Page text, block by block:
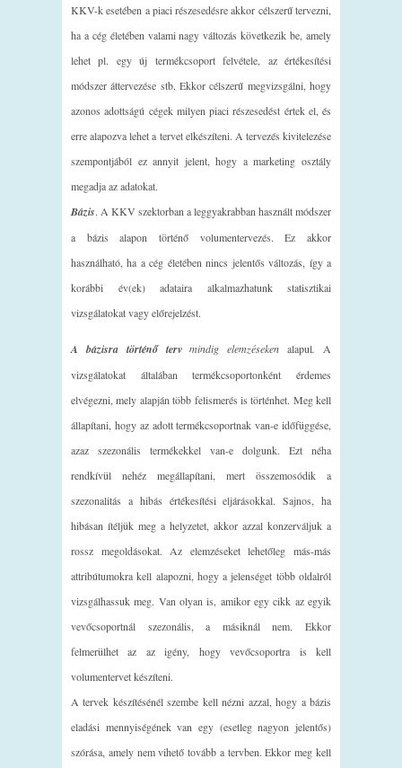
KKV-k esetében a piaci részesedésre akkor célszerű tervezni,
ha a cég életében valami nagy változás következik be, amely
lehet pl. egy új termékcsoport felvétele, az értékesítési
módszer áttervezése stb. Ekkor célszerű megvizsgálni, hogy
azonos adottságú cégek milyen piaci részesedést értek el, és
erre alapozva lehet a tervet elkészíteni. A tervezés kivitelezése
szempontjából ez annyit jelent, hogy a marketing osztály
megadja az adatokat.
Bázis. A KKV szektorban a leggyakrabban használt módszer
a bázis alapon történő volumentervezés. Ez akkor
használható, ha a cég életében nincs jelentős változás, így a
korábbi év(ek) adataira alkalmazhatunk statisztikai
vizsgálatokat vagy előrejelzést.
A bázisra történő tervmindig elemzésekenalapul
A
vizsgálatokat általában termékcsoportonként érdemes
elvégezni, mely alapján több felismerés is történhet. Meg kell
állapítani, hogy az adott termékcsoportnak van-e időfüggése,
azaz szezonális termékekkel van-e dolgunk. Ezt néha
rendkívül nehéz megállapítani, mert összemosódik a
szezonalitás a hibás értékesítési eljárásokkal. Sajnos, ha
hibásan ítéljük meg a helyzetet, akkor azzal konzerváljuk a
rossz megoldásokat. Az elemzéseket lehetőleg más-más
attribútumokra kell alapozni, hogy a jelenséget több oldalról
vizsgálhassuk meg. Van olyan is, amikor egy cikk az egyik
vevőcsoportnál szezonális, a másiknál nem. Ekkor
felmerülhet az az igény, hogy vevőcsoportra is kell
volumentervet készíteni.
A tervek készítésénél szembe kell nézni azzal, hogy a bázis
eladási mennyiségének van egy (esetleg nagyon jelentős)
szórása, amely nem vihető tovább a tervben. Ekkor meg kell